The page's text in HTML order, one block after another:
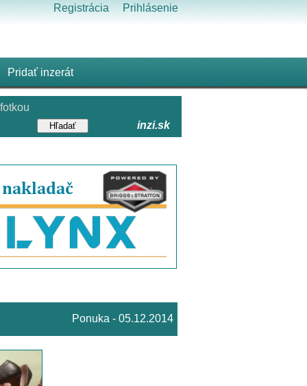
Registrácia Prihlásenie
Pridať inzerát
inzi.sk
Ponuka - 05.12.2014